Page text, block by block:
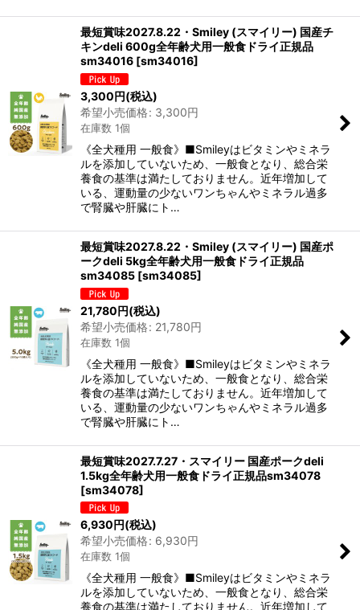
最短賞味2027.8.22・Smiley (スマイリー) 国産チ
キンdeli 600g全年齢犬用一般食ドライ正規品
sm34016 [sm34016]
3,300円(税込)
希望小売価格: 3,300円
在庫数 1個
《全犬種用 一般食》■Smileyはビタミンやミネラ
ルを添加していないため、一般食となり、総合栄
養食の基準は満たしておりません。近年増加して
いる、運動量の少ないワンちゃんやミネラル過多
で腎臓や肝臓にト…
最短賞味2027.8.22・Smiley (スマイリー) 国産ポ
ークdeli 5kg全年齢犬用一般食ドライ正規品
sm34085 [sm34085]
21,780円(税込)
希望小売価格: 21,780円
在庫数 1個
《全犬種用 一般食》■Smileyはビタミンやミネラ
ルを添加していないため、一般食となり、総合栄
養食の基準は満たしておりません。近年増加して
いる、運動量の少ないワンちゃんやミネラル過多
で腎臓や肝臓にト…
最短賞味2027.7.27・スマイリー 国産ポークdeli
1.5kg全年齢犬用一般食ドライ正規品sm34078
[sm34078]
6,930円(税込)
希望小売価格: 6,930円
在庫数 1個
《全犬種用 一般食》■Smileyはビタミンやミネラ
ルを添加していないため、一般食となり、総合栄
養食の基準は満たしておりません。近年増加して